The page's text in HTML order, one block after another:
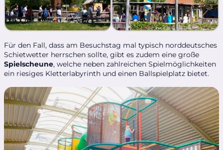
Für den Fall, dass am Besuchstag mal typisch norddeutsches
Schietwetter herrschen sollte, gibt es zudem eine große
Spielscheune, welche neben zahlreichen Spielmöglichkeiten
ein riesiges Kletterlabyrinth und einen Ballspielplatz bietet.